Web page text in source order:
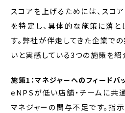
スコアを上げるためには、スコ
を特定し、具体的な施策に落と
す。弊社が伴走してきた企業で
いと実感している3つの施策を紹
施策1：マネジャーへのフィードバ
eNPSが低い店舗・チームに共
マネジャーの関与不足です。指